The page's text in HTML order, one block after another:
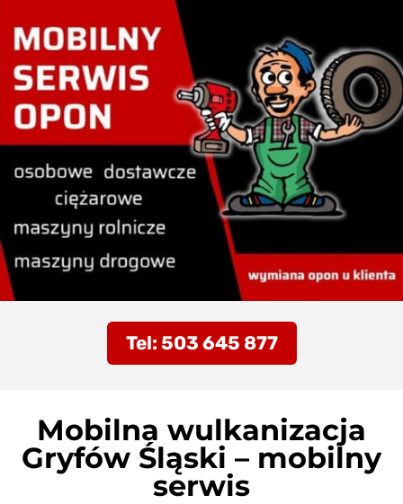
Tel: 503 645 877
Mobilna wulkanizacja
Gryfów Śląski – mobilny
serwis